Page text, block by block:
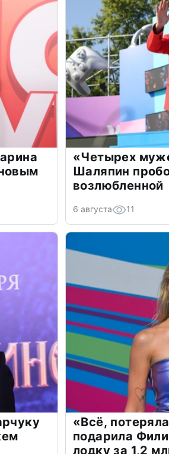
«Четырех
Шаляпин
возлюбленной
6 августа 11
«Всё,
подарила
лодку за 1,2